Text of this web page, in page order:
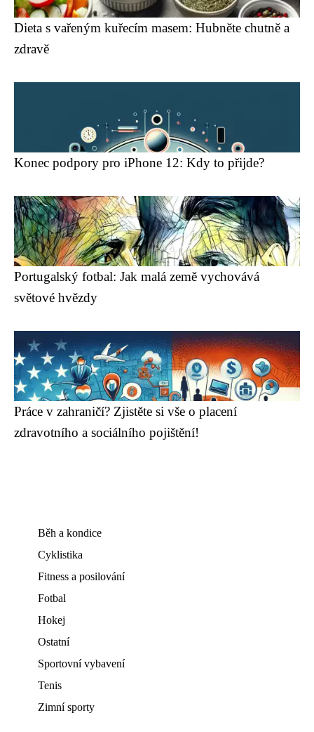
Dieta s vařeným kuřecím masem: Hubněte chutně a
zdravě
Konec podpory pro iPhone 12: Kdy to přijde?
Portugalský fotbal: Jak malá země vychovává
světové hvězdy
Práce v zahraničí? Zjistěte si vše o placení
zdravotního a sociálního pojištění!
Běh a kondice
Cyklistika
Fitness a posilování
Fotbal
Hokej
Ostatní
Sportovní vybavení
Tenis
Zimní sporty